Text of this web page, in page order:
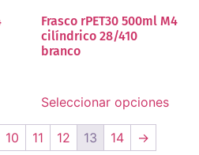
Frasco rPET30 500ml M4
cilíndrico 28/410
branco
Seleccionar opciones
10 11 12 13 14 →